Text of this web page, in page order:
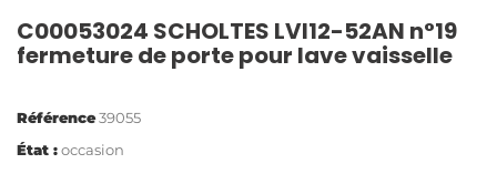
C00053024 SCHOLTES LVI12-52AN n°19
fermeture de porte pour lave vaisselle
Référence39055
État :occasion